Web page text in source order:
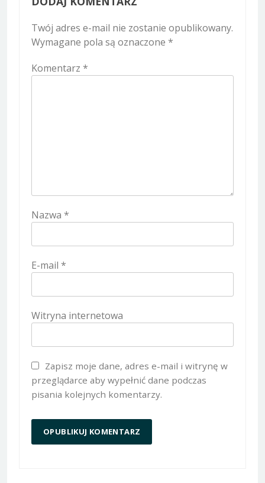
Twój adres e-mail nie zostanie opublikowany.
Wymagane pola są oznaczone *
Komentarz *
Nazwa *
E-mail *
Witryna internetowa
Zapisz moje dane, adres e-mail i witrynę w
przeglądarce aby wypełnić dane podczas
pisania kolejnych komentarzy.